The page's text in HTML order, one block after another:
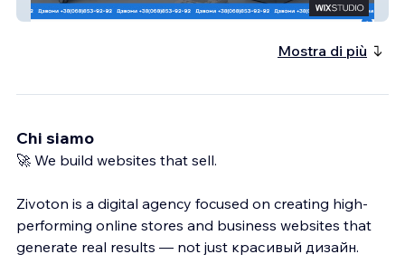
Мед 1
Mostra di più
Chi siamo
🚀 We build websites that sell.
Zivoton is a digital agency focused on creating high-
performing online stores and business websites that
generate real results — not just красивый дизайн.